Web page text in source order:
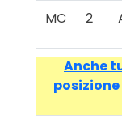
MC
2
Anche